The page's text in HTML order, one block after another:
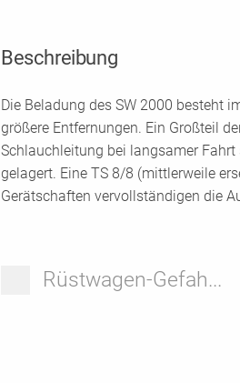
Beschreibung
Die Beladung des SW 2000 besteht
größere Entfernungen. Ein Großteil
Schlauchleitung bei langsamer
gelagert. Eine TS 8/8 (mittlerweile
Gerätschaften vervollständigen die
Rüstwagen-Gefah...